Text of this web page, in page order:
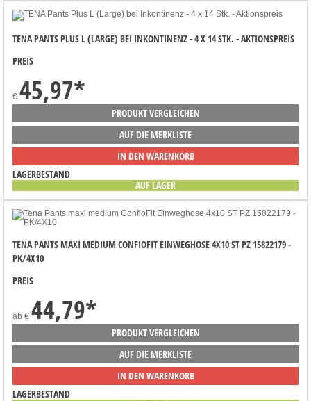
TENA PANTS PLUS L (LARGE) BEI INKONTINENZ - 4 X 14 STK. - AKTIONSPREIS
PREIS
€ 45,97*
PRODUKT VERGLEICHEN
AUF DIE MERKLISTE
IN DEN WARENKORB
LAGERBESTAND
AUF LAGER
TENA PANTS MAXI MEDIUM CONFIOFIT EINWEGHOSE 4X10 ST PZ 15822179 -
PK/4X10
PREIS
ab € 44,79*
PRODUKT VERGLEICHEN
AUF DIE MERKLISTE
IN DEN WARENKORB
LAGERBESTAND